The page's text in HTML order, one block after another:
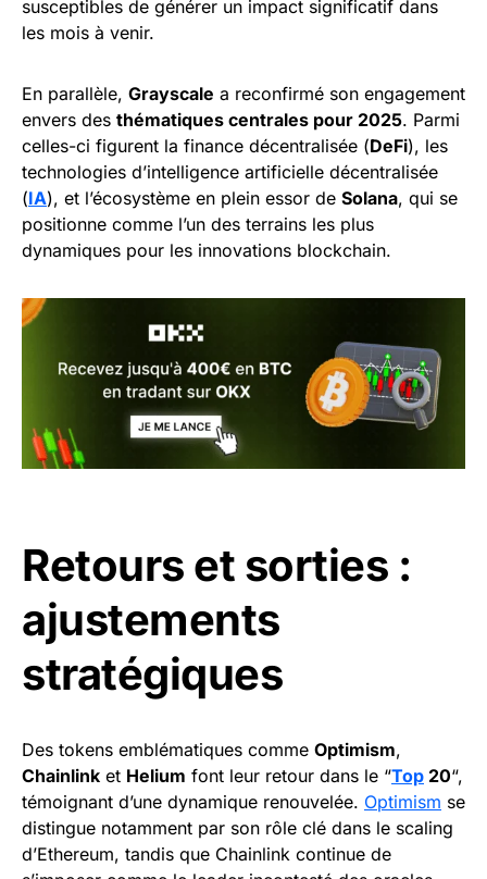
susceptibles de générer un impact significatif dans
les mois à venir.
En parallèle, Grayscale a reconfirmé son engagement
envers des thématiques centrales pour 2025. Parmi
celles-ci figurent la finance décentralisée (DeFi), les
technologies d’intelligence artificielle décentralisée
(IA), et l’écosystème en plein essor de Solana, qui se
positionne comme l’un des terrains les plus
dynamiques pour les innovations blockchain.
Retours et sorties :
ajustements
stratégiques
Des tokens emblématiques comme Optimism,
Chainlink et Helium font leur retour dans le “Top 20“,
témoignant d’une dynamique renouvelée. Optimism se
distingue notamment par son rôle clé dans le scaling
d’Ethereum, tandis que Chainlink continue de